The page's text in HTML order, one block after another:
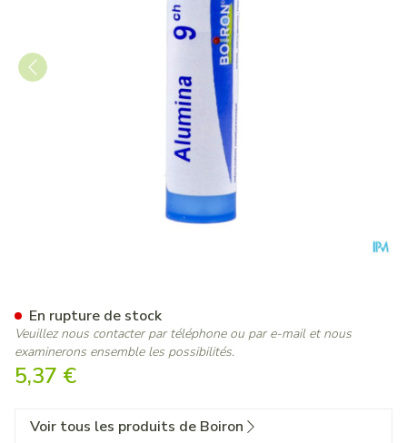
5,37 €
En rupture de stock
Veuillez nous contacter par téléphone ou par e-mail et nous
examinerons ensemble les possibilités.
Voir tous les produits de Boiron